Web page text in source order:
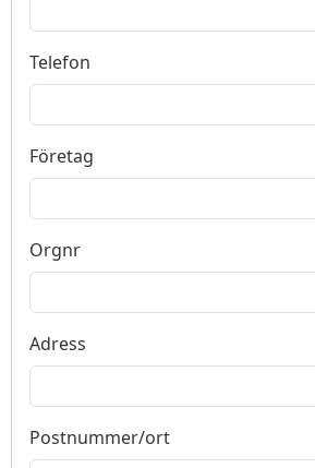
Telefon
Företag
Orgnr
Adress
Postnummer/ort